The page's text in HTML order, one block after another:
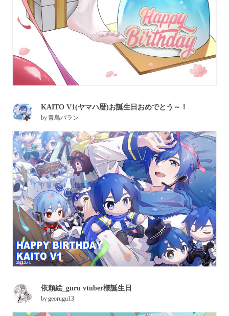
KAITO V1(ヤマハ暦)お誕生日おめでとう～！
by青鳥パラン
依頼絵_guru vtuber様誕生日
bygeorugu13